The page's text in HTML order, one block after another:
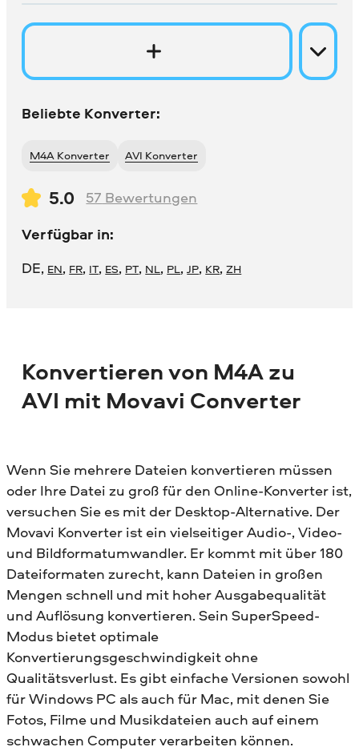
Beliebte Konverter:
M4A Konverter AVI Konverter
5.0 57 Bewertungen
Verfügbar in:
DE, EN, FR, IT, ES, PT, NL, PL,JP, KR,ZH
Konvertieren von M4A zu
AVI mit Movavi Converter
Wenn Sie mehrere Dateien konvertieren müssen
oder Ihre Datei zu groß für den Online-Konverter ist,
versuchen Sie es mit der Desktop-Alternative. Der
Movavi Konverter ist ein vielseitiger Audio-, Video-
und Bildformatumwandler. Er kommt mit über 180
Dateiformaten zurecht, kann Dateien in großen
Mengen schnell und mit hoher Ausgabequalität
und Auflösung konvertieren. Sein SuperSpeed-
Modus bietet optimale
Konvertierungsgeschwindigkeit ohne
Qualitätsverlust. Es gibt einfache Versionen sowohl
für Windows PC als auch für Mac, mit denen Sie
Fotos, Filme und Musikdateien auch auf einem
schwachen Computer verarbeiten können.